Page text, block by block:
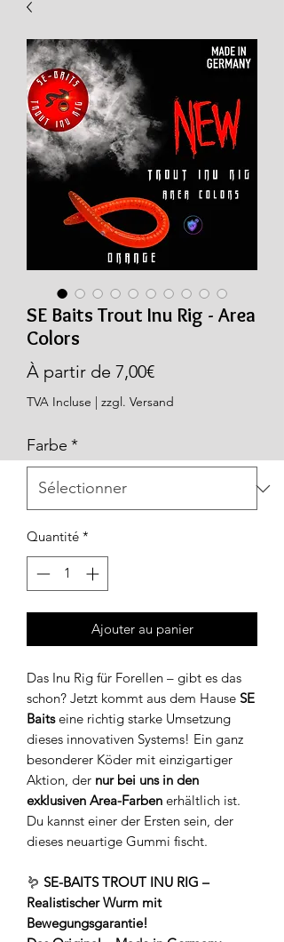
SE Baits Trout Inu Rig - Area
Colors
À partir de 7,00€Prix
promotionnel
TVA Incluse | zzgl. Versand
Farbe *
Quantité *
Ajouter au panier
Das Inu Rig für Forellen – gibt es das
schon? Jetzt kommt aus dem Hause SE
Baitseine richtig starke Umsetzung
dieses innovativen Systems! Ein ganz
besonderer Köder mit einzigartiger
Aktion, der nur bei uns in den
exklusiven Area-Farben erhältlich ist.
Du kannst einer der Ersten sein, der
dieses neuartige Gummi fischt.
🪱 SE-BAITS TROUT INU RIG –
Realistischer Wurm mit
Bewegungsgarantie!